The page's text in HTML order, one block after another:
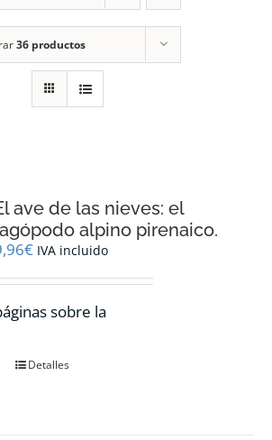
36 productos
ave de las nieves: el
alpino pirenaico.
€ IVA incluido
sobre la
Detalles